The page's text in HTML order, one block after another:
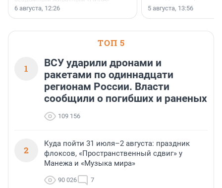
заключили соглашение о
6 августа, 12:26
5 августа, 13:56
ТОП 5
1
ВСУ ударили дронами и
ракетами по одиннадцати
регионам России. Власти
сообщили о погибших и раненых
109 156
2
Куда пойти 31 июля–2 августа: праздник
флоксов, «Пространственный сдвиг» у
Манежа и «Музыка мира»
90 026 7